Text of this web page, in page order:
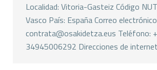
Localidad: Vitoria-Gasteiz Código
Vasco País: España Correo
contrata@osakidetza.eus Teléfono:
34945006292 Direcciones de